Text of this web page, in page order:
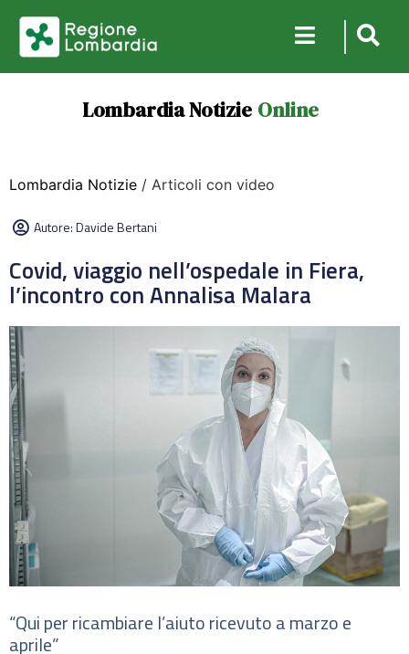
Lombardia Notizie Online
Lombardia Notizie / Articoli con video
Autore:Davide Bertani
Covid, viaggio nell’ospedale in Fiera,
l’incontro con Annalisa Malara
“Qui per ricambiare l’aiuto ricevuto a marzo e
aprile”